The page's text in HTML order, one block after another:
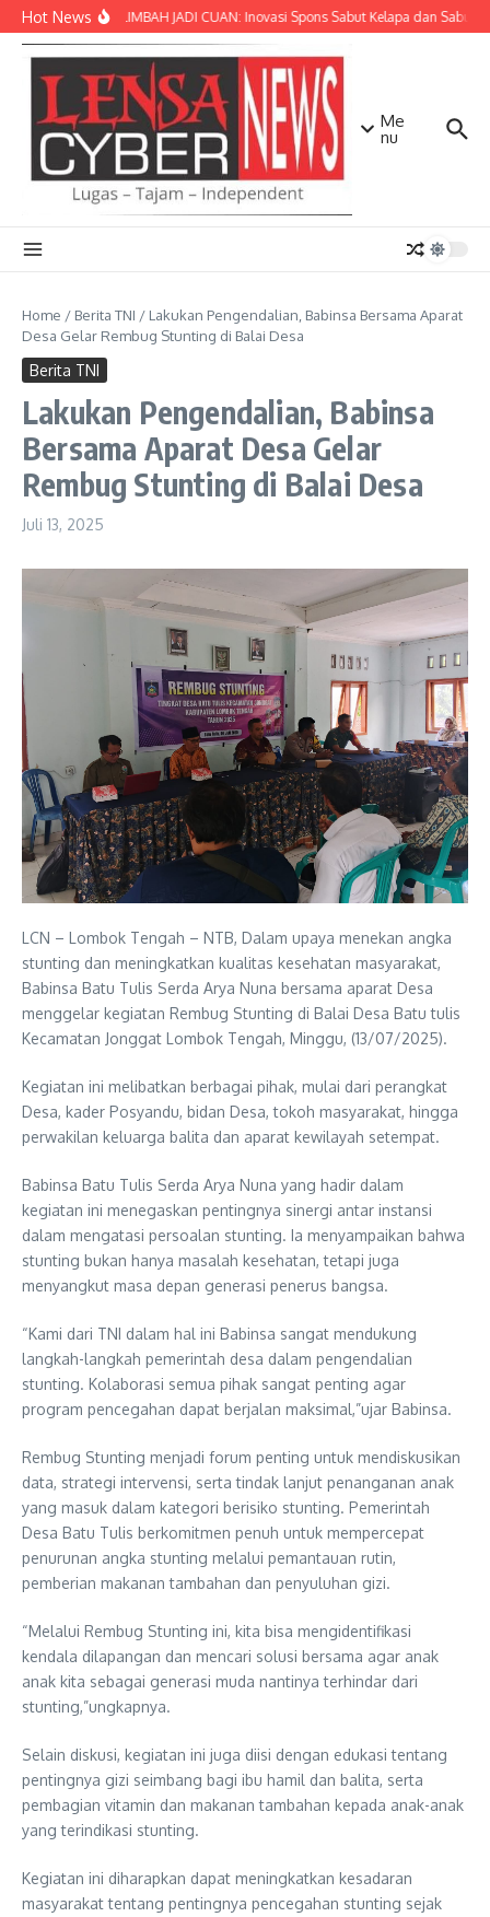
Lewati ke konten
Hot NewsSULAP LIMBAH JADI CUAN: Inovasi Spons Sabut Kelapa dan Sabun
Me
nu
Home / Berita TNI / Lakukan Pengendalian, Babinsa Bersama Aparat
Desa Gelar Rembug Stunting di Balai Desa
Berita TNI
Lakukan Pengendalian, Babinsa
Bersama Aparat Desa Gelar
Rembug Stunting di Balai Desa
Juli 13, 2025
LCN – Lombok Tengah – NTB, Dalam upaya menekan angka
stunting dan meningkatkan kualitas kesehatan masyarakat,
Babinsa Batu Tulis Serda Arya Nuna bersama aparat Desa
menggelar kegiatan Rembug Stunting di Balai Desa Batu tulis
Kecamatan Jonggat Lombok Tengah, Minggu, (13/07/2025).
Kegiatan ini melibatkan berbagai pihak, mulai dari perangkat
Desa, kader Posyandu, bidan Desa, tokoh masyarakat, hingga
perwakilan keluarga balita dan aparat kewilayah setempat.
Babinsa Batu Tulis Serda Arya Nuna yang hadir dalam
kegiatan ini menegaskan pentingnya sinergi antar instansi
dalam mengatasi persoalan stunting. Ia menyampaikan bahwa
stunting bukan hanya masalah kesehatan, tetapi juga
menyangkut masa depan generasi penerus bangsa.
“Kami dari TNI dalam hal ini Babinsa sangat mendukung
langkah-langkah pemerintah desa dalam pengendalian
stunting. Kolaborasi semua pihak sangat penting agar
program pencegahan dapat berjalan maksimal,”ujar Babinsa.
Rembug Stunting menjadi forum penting untuk mendiskusikan
data, strategi intervensi, serta tindak lanjut penanganan anak
yang masuk dalam kategori berisiko stunting. Pemerintah
Desa Batu Tulis berkomitmen penuh untuk mempercepat
penurunan angka stunting melalui pemantauan rutin,
pemberian makanan tambahan dan penyuluhan gizi.
“Melalui Rembug Stunting ini, kita bisa mengidentifikasi
kendala dilapangan dan mencari solusi bersama agar anak
anak kita sebagai generasi muda nantinya terhindar dari
stunting,”ungkapnya.
Selain diskusi, kegiatan ini juga diisi dengan edukasi tentang
pentingnya gizi seimbang bagi ibu hamil dan balita, serta
pembagian vitamin dan makanan tambahan kepada anak-anak
yang terindikasi stunting.
Kegiatan ini diharapkan dapat meningkatkan kesadaran
masyarakat tentang pentingnya pencegahan stunting sejak